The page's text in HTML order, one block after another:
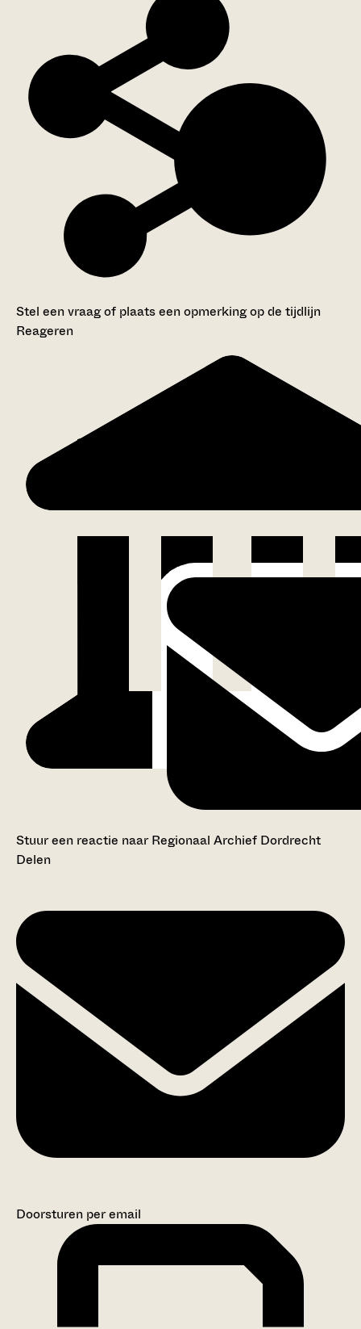
Stel een vraag of plaats een opmerking op de tijdlijn
Reageren
Stuur een reactie naar Regionaal Archief Dordrecht
Delen
Doorsturen per email